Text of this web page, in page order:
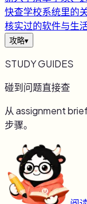
快查学校系统里的
核实过的软件与生
攻略▾
STUDY GUIDES
碰到问题直接查
从 assignment
步骤。